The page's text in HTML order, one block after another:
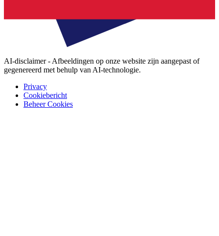
AI-disclaimer - Afbeeldingen op onze website zijn aangepast of
gegenereerd met behulp van AI-technologie.
Privacy
Cookiebericht
Beheer Cookies